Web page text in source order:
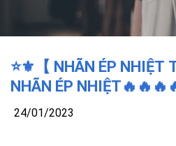
⭐️⚜️【 NHÃN ÉP NHIỆT
NHÃN ÉP
24/01/2023